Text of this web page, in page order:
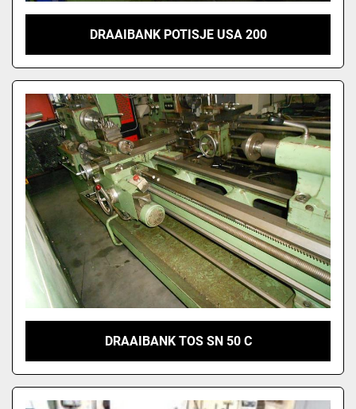
DRAAIBANK POTISJE USA 200
DRAAIBANK TOS SN 50 C